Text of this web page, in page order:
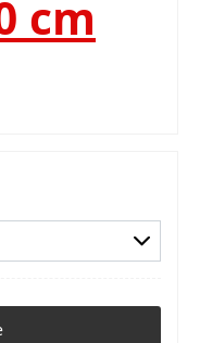
cm